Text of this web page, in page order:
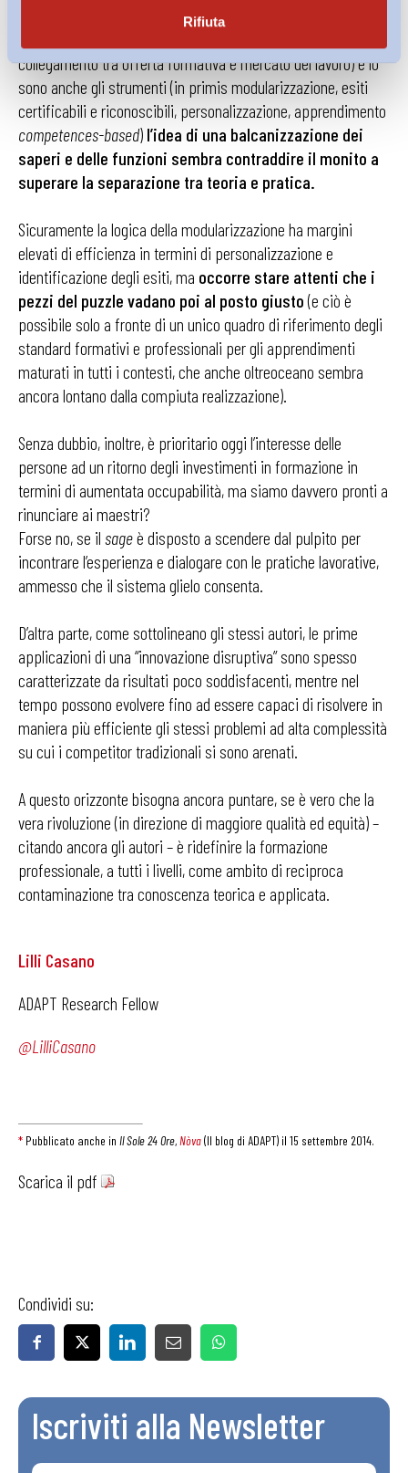
Rifiuta
collegamento tra offerta formativa e mercato del lavoro) e lo
sono anche gli strumenti (in primis modularizzazione, esiti
certificabili e riconoscibili, personalizzazione, apprendimento
competences-based) l’idea di una balcanizzazione dei
saperi e delle funzioni sembra contraddire il monito a
superare la separazione tra teoria e pratica.
Sicuramente la logica della modularizzazione ha margini
elevati di efficienza in termini di personalizzazione e
identificazione degli esiti, ma occorre stare attenti che i
pezzi del puzzle vadano poi al posto giusto(e ciò è
possibile solo a fronte di un unico quadro di riferimento degli
standard formativi e professionali per gli apprendimenti
maturati in tutti i contesti, che anche oltreoceano sembra
ancora lontano dalla compiuta realizzazione).
Senza dubbio, inoltre, è prioritario oggi l’interesse delle
persone ad un ritorno degli investimenti in formazione in
termini di aumentata occupabilità, ma siamo davvero pronti a
rinunciare ai maestri?
Forse no, se il sageè disposto a scendere dal pulpito per
incontrare l’esperienza e dialogare con le pratiche lavorative,
ammesso che il sistema glielo consenta.
D’altra parte, come sottolineano gli stessi autori, le prime
applicazioni di una “innovazione disruptiva” sono spesso
caratterizzate da risultati poco soddisfacenti, mentre nel
tempo possono evolvere fino ad essere capaci di risolvere in
maniera più efficiente gli stessi problemi ad alta complessità
su cui i competitor tradizionali si sono arenati.
A questo orizzonte bisogna ancora puntare, se è vero che la
vera rivoluzione (in direzione di maggiore qualità ed equità) –
citando ancora gli autori – è ridefinire la formazione
professionale, a tutti i livelli, come ambito di reciproca
contaminazione tra conoscenza teorica e applicata.
Lilli Casano
ADAPT Research Fellow
@LilliCasano
* Pubblicato anche in Il Sole 24 Ore,Nòva(Il blog di ADAPT) il 15 settembre 2014.
Scarica il pdf
Condividi su:
Iscriviti alla Newsletter